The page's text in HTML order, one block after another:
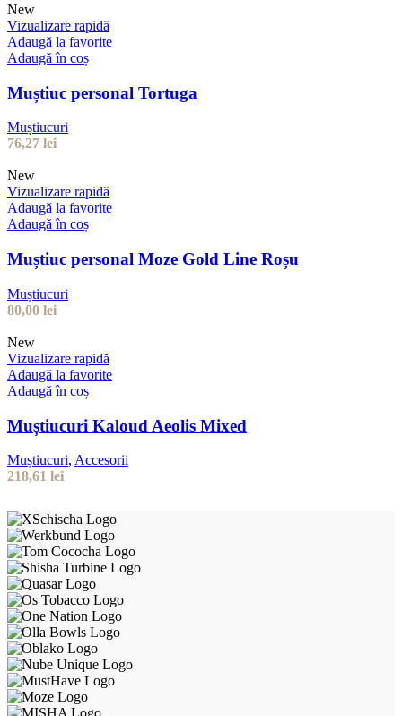
New
Vizualizare rapidă
Adaugă la favorite
Adaugă în coș
Muștiuc personal Tortuga
Muștiucuri
76,27 lei
New
Vizualizare rapidă
Adaugă la favorite
Adaugă în coș
Muștiuc personal Moze Gold Line Roșu
Muștiucuri
80,00 lei
New
Vizualizare rapidă
Adaugă la favorite
Adaugă în coș
Muștiucuri Kaloud Aeolis Mixed
Muștiucuri, Accesorii
218,61 lei